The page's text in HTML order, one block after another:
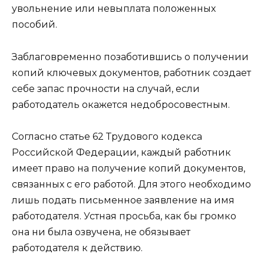
увольнение или невыплата положенных
пособий.
Заблаговременно позаботившись о получении
копий ключевых документов, работник создает
себе запас прочности на случай, если
работодатель окажется недобросовестным.
Согласно статье 62 Трудового кодекса
Российской Федерации, каждый работник
имеет право на получение копий документов,
связанных с его работой. Для этого необходимо
лишь подать письменное заявление на имя
работодателя. Устная просьба, как бы громко
она ни была озвучена, не обязывает
работодателя к действию.